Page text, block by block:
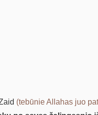
(tebūnie Allahas juo